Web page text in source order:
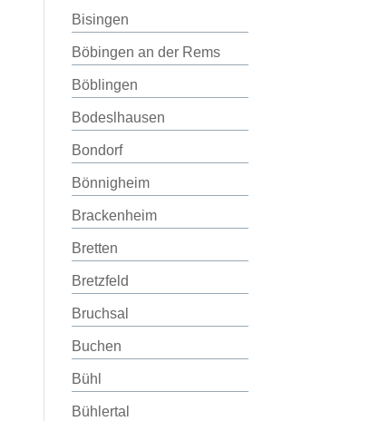
Bisingen
Böbingen an der Rems
Böblingen
Bodeslhausen
Bondorf
Bönnigheim
Brackenheim
Bretten
Bretzfeld
Bruchsal
Buchen
Bühl
Bühlertal